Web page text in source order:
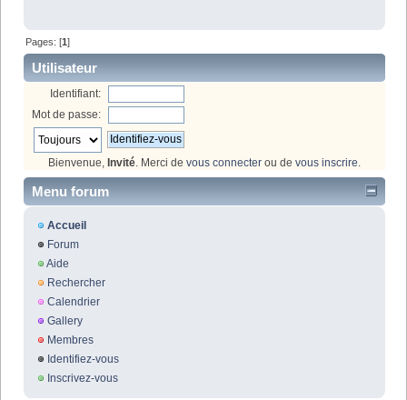
Pages: [1]
Utilisateur
Identifiant:
Mot de passe:
Bienvenue, Invité . Merci de vous connecter ou de vous inscrire
Menu forum
Accueil
Forum
Aide
Rechercher
Calendrier
Gallery
Membres
Identifiez-vous
Inscrivez-vous